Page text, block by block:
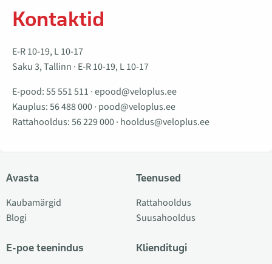
Kontaktid
E-R 10-19, L 10-17
Saku 3, Tallinn · E-R 10-19, L 10-17
E-pood:55 551 511 ·epood@veloplus.ee
Kauplus:56 488 000· pood@veloplus.ee
Rattahooldus:56 229 000· hooldus@veloplus.ee
Avasta
Kaubamärgid
Blogi
E-poe teenindus
Teenused
Rattahooldus
Suusahooldus
Klienditugi